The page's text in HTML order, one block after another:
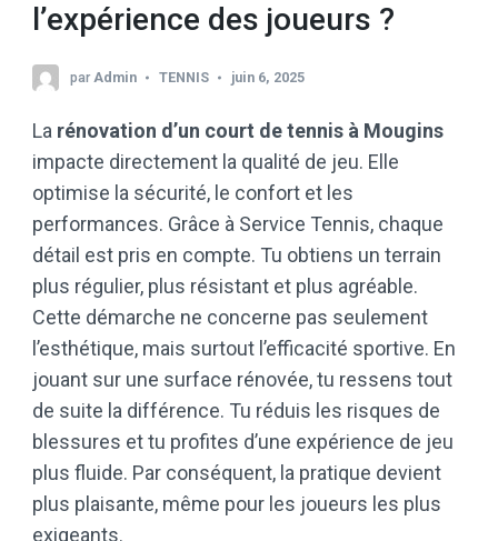
l’expérience des joueurs ?
par Admin TENNIS juin 6, 2025
La rénovation d’un court de tennis à Mougins
impacte directement la qualité de jeu. Elle
optimise la sécurité, le confort et les
performances. Grâce à Service Tennis, chaque
détail est pris en compte. Tu obtiens un terrain
plus régulier, plus résistant et plus agréable.
Cette démarche ne concerne pas seulement
l’esthétique, mais surtout l’efficacité sportive. En
jouant sur une surface rénovée, tu ressens tout
de suite la différence. Tu réduis les risques de
blessures et tu profites d’une expérience de jeu
plus fluide. Par conséquent, la pratique devient
plus plaisante, même pour les joueurs les plus
exigeants.